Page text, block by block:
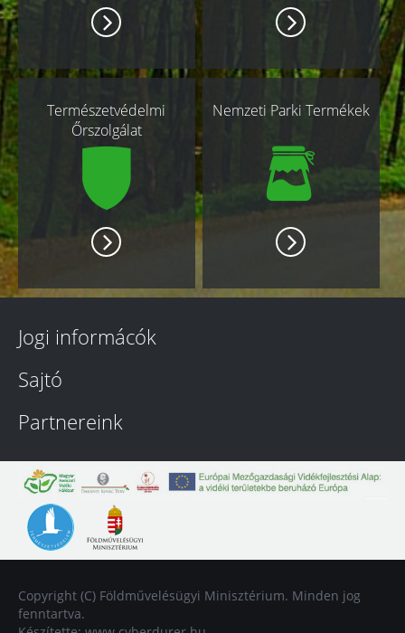
Természetvédelmi
Őrszolgálat
Nemzeti Parki Termékek
Jogi informácók
Sajtó
Partnereink
Copyright (C) Földművelésügyi Minisztérium. Minden jog
fenntartva.